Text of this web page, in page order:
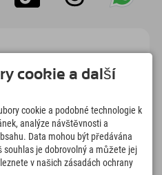
4.634km
cookie a další
cookie a podobné technologie k
analýze návštěvnosti a
Data mohou být předávána
je dobrovolný a můžete jej
v našich zásadách ochrany